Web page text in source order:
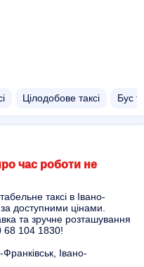
Цілодобове таксі Бус
час роботи не
таксі в Івано-
доступними цінами.
та зручне розташування
68 104 1830!
Івано-